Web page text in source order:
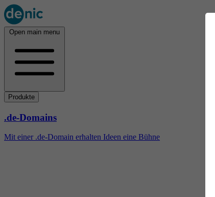
Open main menu
Produkte
.de-Domains
Mit einer .de-Domain erhalten Ideen eine Bühne